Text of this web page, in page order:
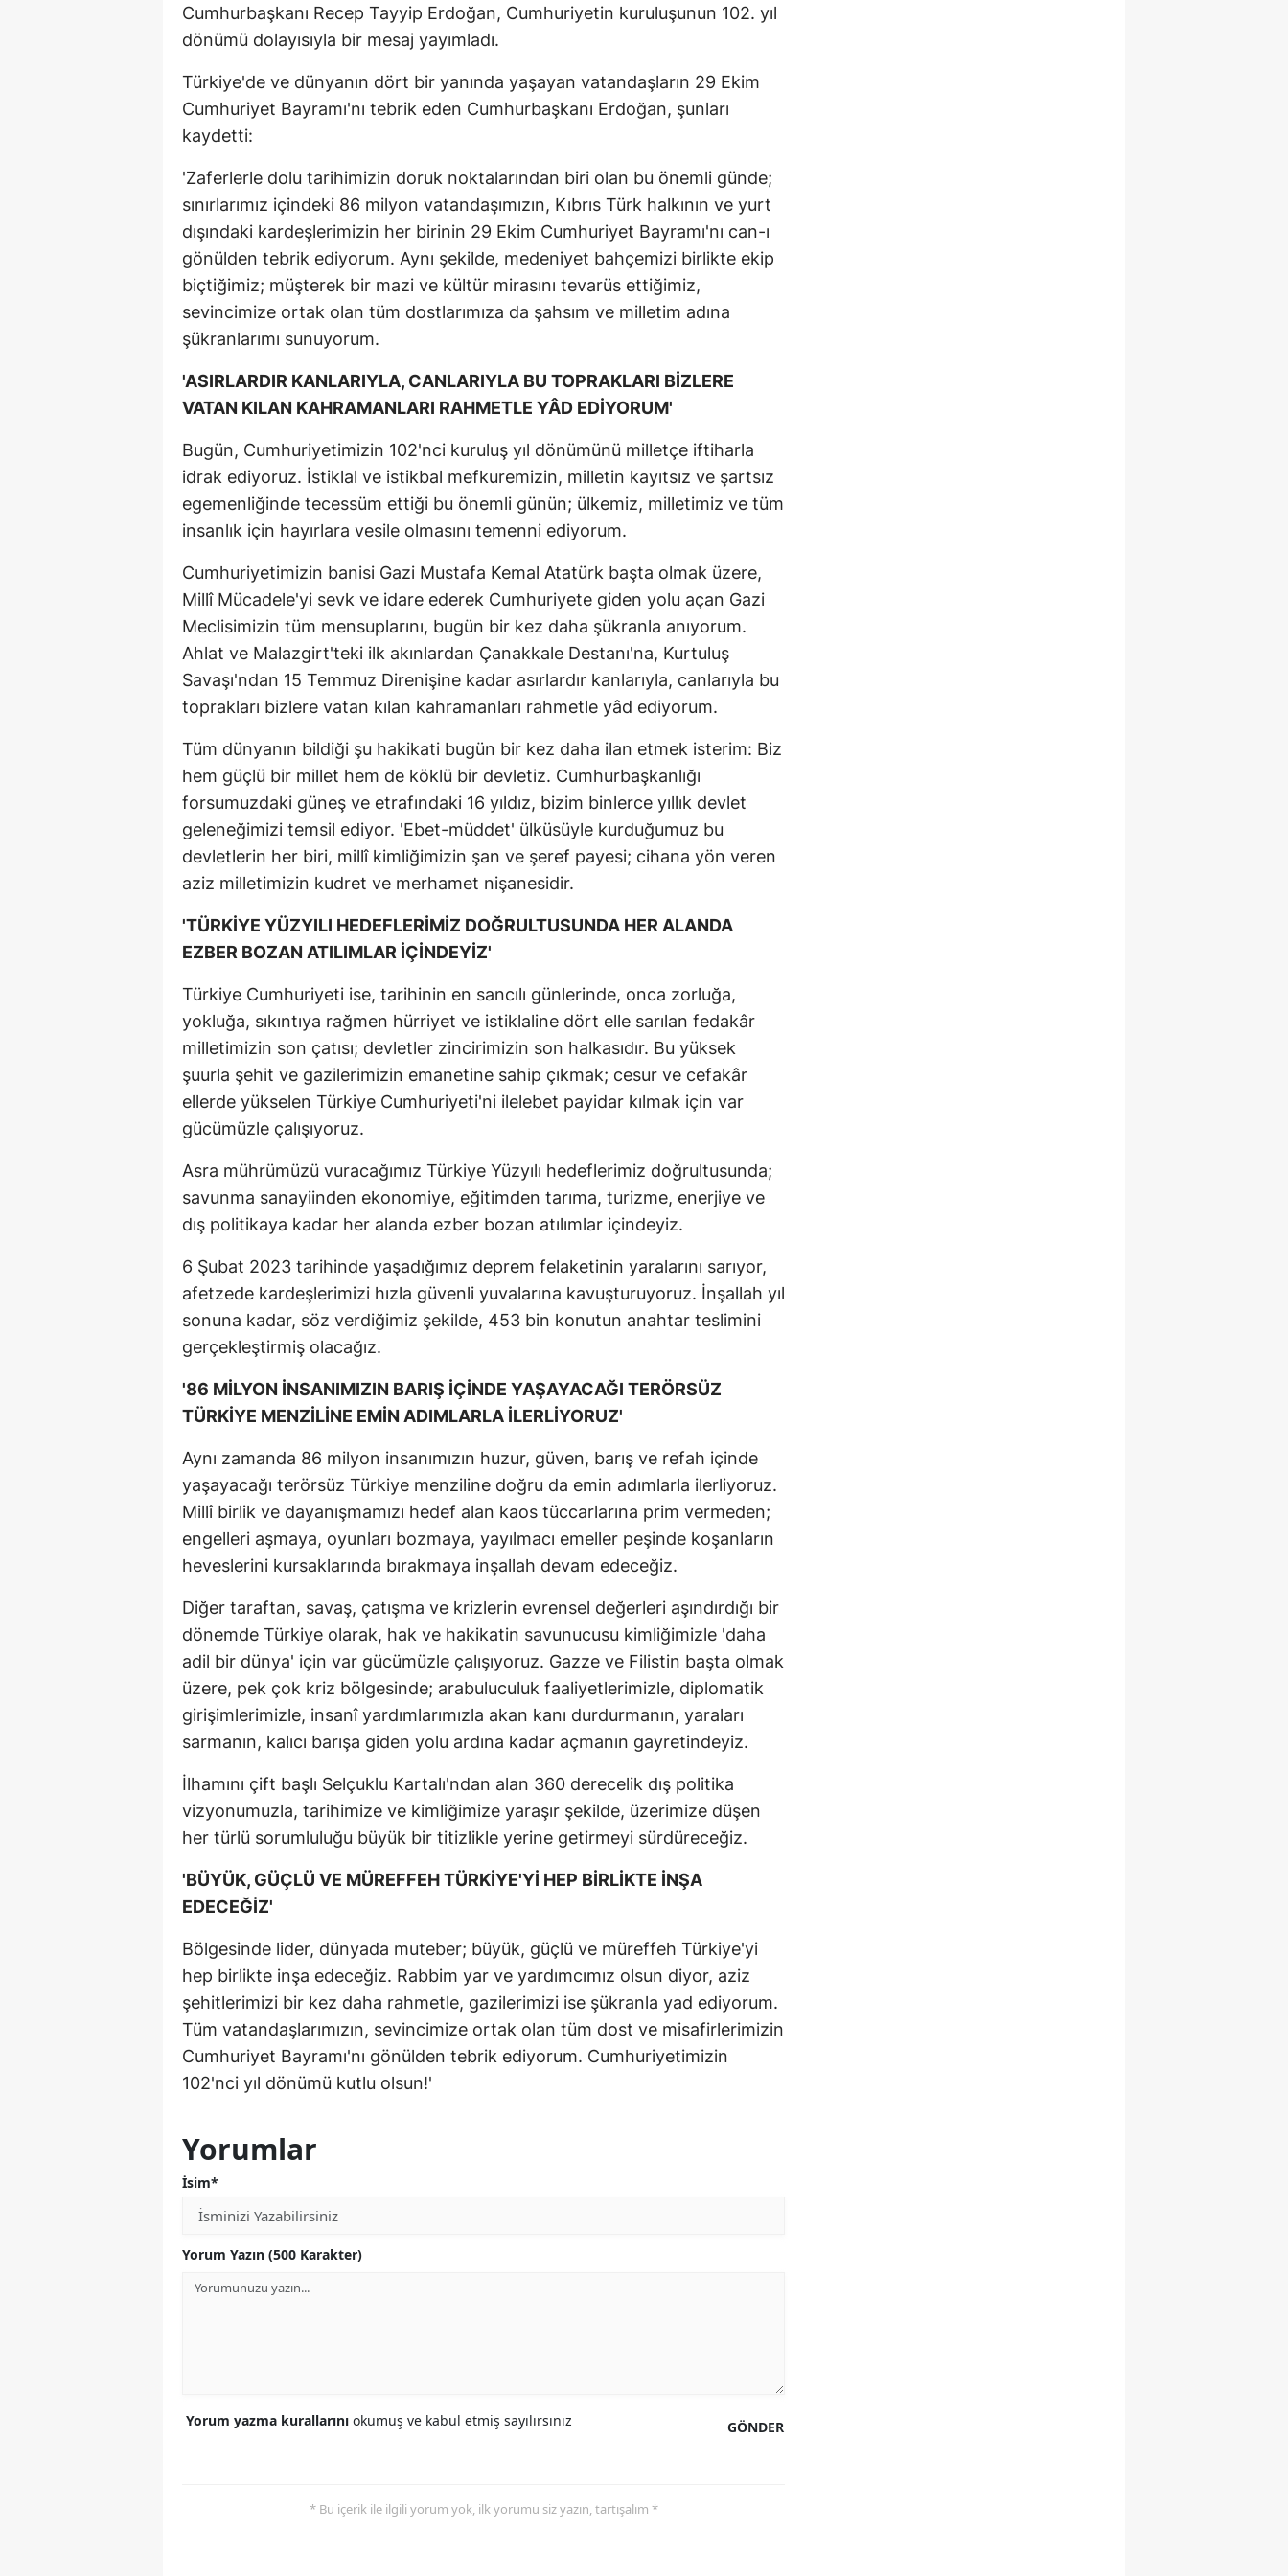
Cumhurbaşkanı Recep Tayyip Erdoğan, Cumhuriyetin kuruluşunun 102. yıl
dönümü dolayısıyla bir mesaj yayımladı.
Türkiye'de ve dünyanın dört bir yanında yaşayan vatandaşların 29 Ekim
Cumhuriyet Bayramı'nı tebrik eden Cumhurbaşkanı Erdoğan, şunları
kaydetti:
'Zaferlerle dolu tarihimizin doruk noktalarından biri olan bu önemli günde;
sınırlarımız içindeki 86 milyon vatandaşımızın, Kıbrıs Türk halkının ve yurt
dışındaki kardeşlerimizin her birinin 29 Ekim Cumhuriyet Bayramı'nı can-ı
gönülden tebrik ediyorum. Aynı şekilde, medeniyet bahçemizi birlikte ekip
biçtiğimiz; müşterek bir mazi ve kültür mirasını tevarüs ettiğimiz,
sevincimize ortak olan tüm dostlarımıza da şahsım ve milletim adına
şükranlarımı sunuyorum.
'ASIRLARDIR KANLARIYLA, CANLARIYLA BU TOPRAKLARI BİZLERE
VATAN KILAN KAHRAMANLARI RAHMETLE YÂD EDİYORUM'
Bugün, Cumhuriyetimizin 102'nci kuruluş yıl dönümünü milletçe iftiharla
idrak ediyoruz. İstiklal ve istikbal mefkuremizin, milletin kayıtsız ve şartsız
egemenliğinde tecessüm ettiği bu önemli günün; ülkemiz, milletimiz ve tüm
insanlık için hayırlara vesile olmasını temenni ediyorum.
Cumhuriyetimizin banisi Gazi Mustafa Kemal Atatürk başta olmak üzere,
Millî Mücadele'yi sevk ve idare ederek Cumhuriyete giden yolu açan Gazi
Meclisimizin tüm mensuplarını, bugün bir kez daha şükranla anıyorum.
Ahlat ve Malazgirt'teki ilk akınlardan Çanakkale Destanı'na, Kurtuluş
Savaşı'ndan 15 Temmuz Direnişine kadar asırlardır kanlarıyla, canlarıyla bu
toprakları bizlere vatan kılan kahramanları rahmetle yâd ediyorum.
Tüm dünyanın bildiği şu hakikati bugün bir kez daha ilan etmek isterim: Biz
hem güçlü bir millet hem de köklü bir devletiz. Cumhurbaşkanlığı
forsumuzdaki güneş ve etrafındaki 16 yıldız, bizim binlerce yıllık devlet
geleneğimizi temsil ediyor. 'Ebet-müddet' ülküsüyle kurduğumuz bu
devletlerin her biri, millî kimliğimizin şan ve şeref payesi; cihana yön veren
aziz milletimizin kudret ve merhamet nişanesidir.
'TÜRKİYE YÜZYILI HEDEFLERİMİZ DOĞRULTUSUNDA HER ALANDA
EZBER BOZAN ATILIMLAR İÇİNDEYİZ'
Türkiye Cumhuriyeti ise, tarihinin en sancılı günlerinde, onca zorluğa,
yokluğa, sıkıntıya rağmen hürriyet ve istiklaline dört elle sarılan fedakâr
milletimizin son çatısı; devletler zincirimizin son halkasıdır. Bu yüksek
şuurla şehit ve gazilerimizin emanetine sahip çıkmak; cesur ve cefakâr
ellerde yükselen Türkiye Cumhuriyeti'ni ilelebet payidar kılmak için var
gücümüzle çalışıyoruz.
Asra mührümüzü vuracağımız Türkiye Yüzyılı hedeflerimiz doğrultusunda;
savunma sanayiinden ekonomiye, eğitimden tarıma, turizme, enerjiye ve
dış politikaya kadar her alanda ezber bozan atılımlar içindeyiz.
6 Şubat 2023 tarihinde yaşadığımız deprem felaketinin yaralarını sarıyor,
afetzede kardeşlerimizi hızla güvenli yuvalarına kavuşturuyoruz. İnşallah yıl
sonuna kadar, söz verdiğimiz şekilde, 453 bin konutun anahtar teslimini
gerçekleştirmiş olacağız.
'86 MİLYON İNSANIMIZIN BARIŞ İÇİNDE YAŞAYACAĞI TERÖRSÜZ
TÜRKİYE MENZİLİNE EMİN ADIMLARLA İLERLİYORUZ'
Aynı zamanda 86 milyon insanımızın huzur, güven, barış ve refah içinde
yaşayacağı terörsüz Türkiye menziline doğru da emin adımlarla ilerliyoruz.
Millî birlik ve dayanışmamızı hedef alan kaos tüccarlarına prim vermeden;
engelleri aşmaya, oyunları bozmaya, yayılmacı emeller peşinde koşanların
heveslerini kursaklarında bırakmaya inşallah devam edeceğiz.
Diğer taraftan, savaş, çatışma ve krizlerin evrensel değerleri aşındırdığı bir
dönemde Türkiye olarak, hak ve hakikatin savunucusu kimliğimizle 'daha
adil bir dünya' için var gücümüzle çalışıyoruz. Gazze ve Filistin başta olmak
üzere, pek çok kriz bölgesinde; arabuluculuk faaliyetlerimizle, diplomatik
girişimlerimizle, insanî yardımlarımızla akan kanı durdurmanın, yaraları
sarmanın, kalıcı barışa giden yolu ardına kadar açmanın gayretindeyiz.
İlhamını çift başlı Selçuklu Kartalı'ndan alan 360 derecelik dış politika
vizyonumuzla, tarihimize ve kimliğimize yaraşır şekilde, üzerimize düşen
her türlü sorumluluğu büyük bir titizlikle yerine getirmeyi sürdüreceğiz.
'BÜYÜK, GÜÇLÜ VE MÜREFFEH TÜRKİYE'Yİ HEP BİRLİKTE İNŞA
EDECEĞİZ'
Bölgesinde lider, dünyada muteber; büyük, güçlü ve müreffeh Türkiye'yi
hep birlikte inşa edeceğiz. Rabbim yar ve yardımcımız olsun diyor, aziz
şehitlerimizi bir kez daha rahmetle, gazilerimizi ise şükranla yad ediyorum.
Tüm vatandaşlarımızın, sevincimize ortak olan tüm dost ve misafirlerimizin
Cumhuriyet Bayramı'nı gönülden tebrik ediyorum. Cumhuriyetimizin
102'nci yıl dönümü kutlu olsun!'
Yorumlar
İsim*
Yorum Yazın (500 Karakter)
GÖNDER
Yorum yazma kurallarını okumuş ve kabul etmiş sayılırsınız
* Bu içerik ile ilgili yorum yok, ilk yorumu siz yazın, tartışalım *